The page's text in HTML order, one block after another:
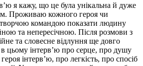
я кажу, що це була унікальна й дуже
Проживаю кожного героя чи
командою показати людину
та непересічною. Після розмови з
та словесне відлуння ще довго
в цьому інтерв’ю про серце, про душу
інтерв’ю, про легкість, про спосіб